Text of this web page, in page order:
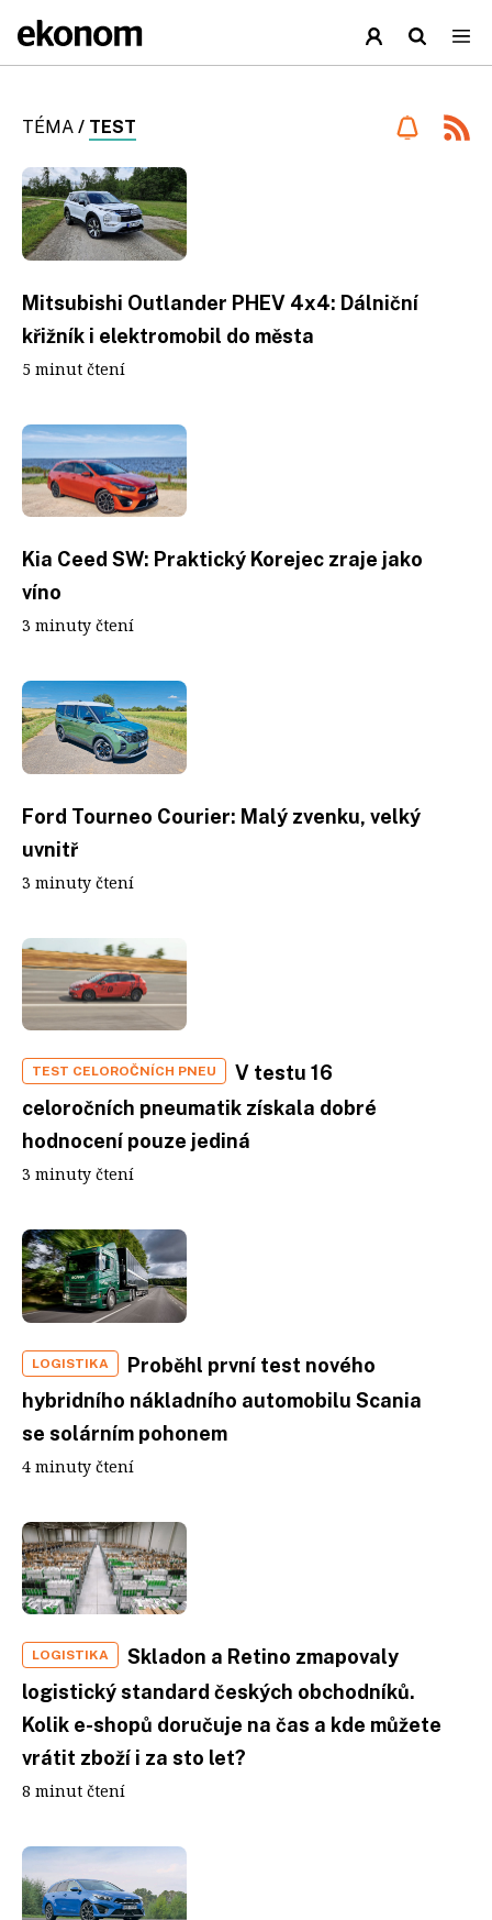
TÉMA / TEST
Mitsubishi Outlander PHEV 4x4: Dálniční
křižník i elektromobil do města
5 minut čtení
Kia Ceed SW: Praktický Korejec zraje jako
víno
3 minuty čtení
Ford Tourneo Courier: Malý zvenku, velký
uvnitř
3 minuty čtení
TEST CELOROČNÍCH PNEU
V testu 16
celoročních pneumatik získala dobré
hodnocení pouze jediná
3 minuty čtení
LOGISTIKA
Proběhl první test nového
hybridního nákladního automobilu Scania
se solárním pohonem
4 minuty čtení
LOGISTIKA
Skladon a Retino zmapovaly
logistický standard českých obchodníků.
Kolik e-shopů doručuje na čas a kde můžete
vrátit zboží i za sto let?
8 minut čtení